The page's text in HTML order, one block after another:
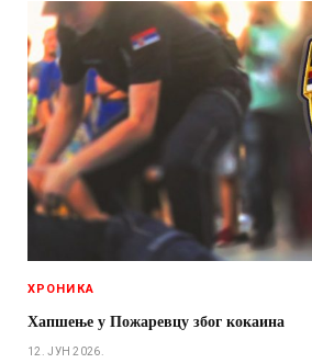
ХРОНИКА
Хапшење у Пожаревцу због кокаина
12. ЈУН 2026.